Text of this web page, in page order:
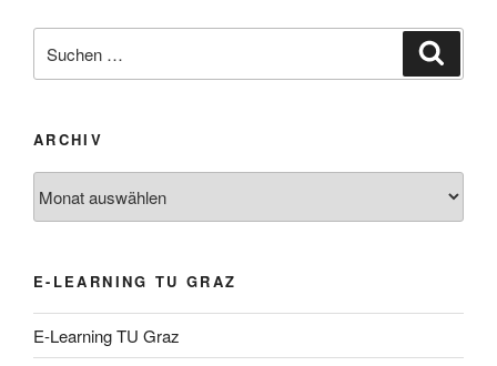
nach:
ARCHIV
E-LEARNING TU GRAZ
E-Learning TU Graz